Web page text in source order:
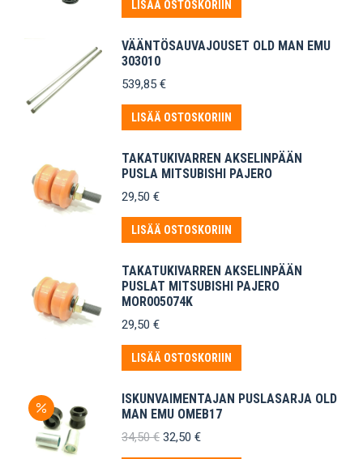
LISÄÄ OSTOSKORIIN
VÄÄNTÖSAUVAJOUSET OLD MAN EMU
303010
539,85 €
LISÄÄ OSTOSKORIIN
TAKATUKIVARREN AKSELINPÄÄN
PUSLA MITSUBISHI PAJERO
29,50 €
LISÄÄ OSTOSKORIIN
TAKATUKIVARREN AKSELINPÄÄN
PUSLAT MITSUBISHI PAJERO
MOR005074K
29,50 €
LISÄÄ OSTOSKORIIN
ISKUNVAIMENTAJAN PUSLASARJA OLD
MAN EMU OMEB17
34,50€ Alkuperäinen
32,50 €Nykyinen